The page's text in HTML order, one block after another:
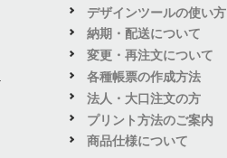
デザインツールの使い方
納期・配送について
変更・再注文について
各種帳票の作成方法
法人・大口注文の方
プリント方法のご案内
商品仕様について